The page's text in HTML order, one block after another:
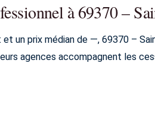
à 69370 –
un prix médian de —, 69370 –
agences accompagnent les